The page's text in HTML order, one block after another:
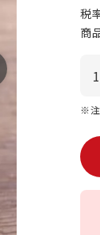
税
商
※注